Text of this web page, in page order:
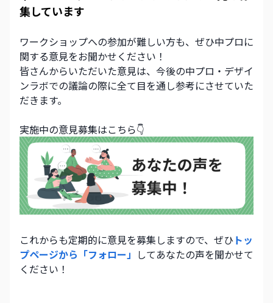
集しています
ワークショップへの参加が難しい方も、ぜひ中プロに
関する意見をお聞かせください！
皆さんからいただいた意見は、今後の中プロ・デザイ
ンラボでの議論の際に全て目を通し参考にさせていた
だきます。
実施中の意見募集はこちら👇
これからも定期的に意見を募集しますので、ぜひトッ
プページから「フォロー」 してあなたの声を聞かせて
ください！